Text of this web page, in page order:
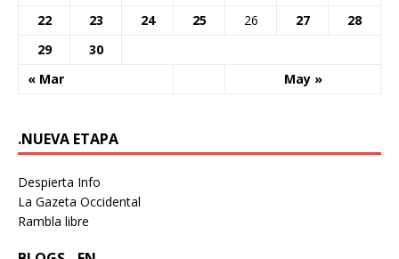
« Mar May »
22
23 24 25 26 27
28
29
30
.NUEVA ETAPA
Despierta Info
La Gazeta Occidental
Rambla libre